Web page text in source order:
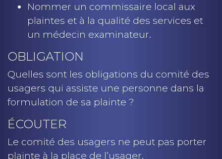
Nommer un commissaire local aux
plaintes et à la qualité des services et
un médecin examinateur.
OBLIGATION
Quelles sont les obligations du comité des
usagers qui assiste une personne dans la
formulation de sa plainte ?
ÉCOUTER
Le comité des usagers ne peut pas porter
plainte à la place de l’usager.